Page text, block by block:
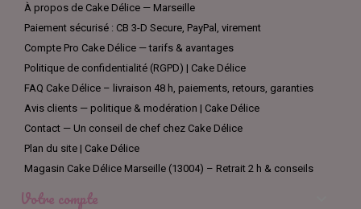
À propos de Cake Délice — Marseille
Paiement sécurisé : CB 3-D Secure, PayPal, virement
Compte Pro Cake Délice — tarifs & avantages
Politique de confidentialité (RGPD) | Cake Délice
FAQ Cake Délice – livraison 48 h, paiements, retours, garanties
Avis clients — politique & modération | Cake Délice
Contact — Un conseil de chef chez Cake Délice
Plan du site | Cake Délice
Magasin Cake Délice Marseille (13004) – Retrait 2 h & conseils
Votre compte